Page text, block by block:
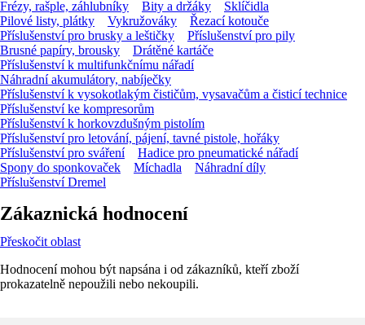
Frézy, rašple, záhlubníky
Bity a držáky
Sklíčidla
Pilové listy, plátky
Vykružováky
Řezací kotouče
Příslušenství pro brusky a leštičky
Příslušenství pro pily
Brusné papíry, brousky
Drátěné kartáče
Příslušenství k multifunkčnímu nářadí
Náhradní akumulátory, nabíječky
Příslušenství k vysokotlakým čističům, vysavačům a čisticí technice
Příslušenství ke kompresorům
Příslušenství k horkovzdušným pistolím
Příslušenství pro letování, pájení, tavné pistole, hořáky
Příslušenství pro sváření
Hadice pro pneumatické nářadí
Spony do sponkovaček
Míchadla
Náhradní díly
Příslušenství Dremel
Zákaznická hodnocení
Přeskočit oblast
Hodnocení mohou být napsána i od zákazníků, kteří zboží
prokazatelně nepoužili nebo nekoupili.